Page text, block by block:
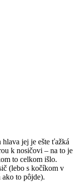
jej je ešte ťažká
k nosičovi – na to je
to celkom išlo.
(lebo s kočíkom v
ako to pôjde).